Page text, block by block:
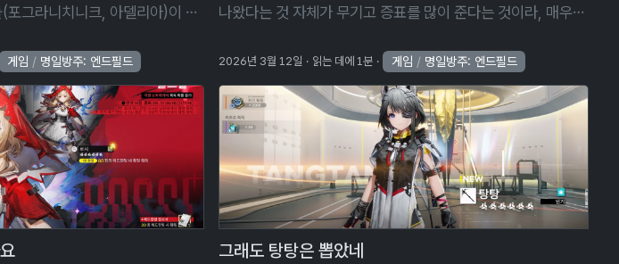
그라니치니크, 아델리아)이 섞
나왔다는 것 자체가 무기고 증표를 많이 준다는 것이라, 매우
은 거라, 제법 이른 …
게임 / 명일방주: 엔드필드 2026년 3월 12일 읽는 데에 1분 게임 / 명일방주: 엔드필드
그래도 탕탕은 뽑았네